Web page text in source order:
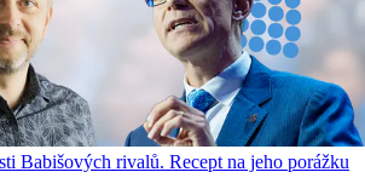
Babišových rivalů. Recept na jeho porážku